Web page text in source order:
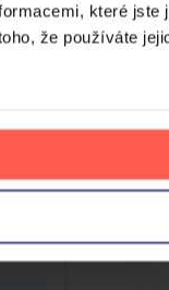
které jste
že používáte
kusovky.